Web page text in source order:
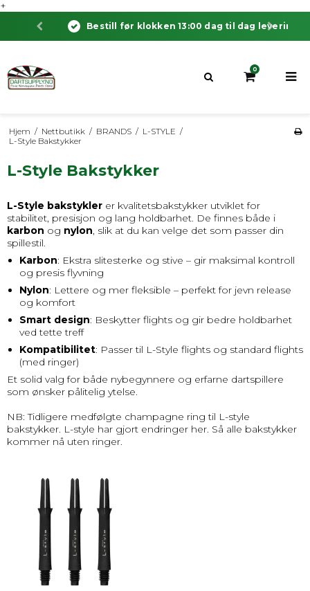
+
Bestill før klokken 13:00 dag til dag levering!
0
Hjem / Nettbutikk / BRANDS / L-STYLE /
L-Style Bakstykker
L-Style Bakstykker
L-Style bakstykler er kvalitetsbakstykker utviklet for
stabilitet, presisjon og lang holdbarhet. De finnes både i
karbon og nylon, slik at du kan velge det som passer din
spillestil.
Karbon: Ekstra slitesterke og stive – gir maksimal kontroll
og presis flyvning
Nylon: Lettere og mer fleksible – perfekt for jevn release
og komfort
Smart design: Beskytter flights og gir bedre holdbarhet
ved tette treff
Kompatibilitet: Passer til L-Style flights og standard flights
(med ringer)
Et solid valg for både nybegynnere og erfarne dartspillere
som ønsker pålitelig ytelse.
NB: Tidligere medfølgte champagne ring til L-style
bakstykker. L-style har gjort endringer her. Så alle bakstykker
kommer nå uten ringer.